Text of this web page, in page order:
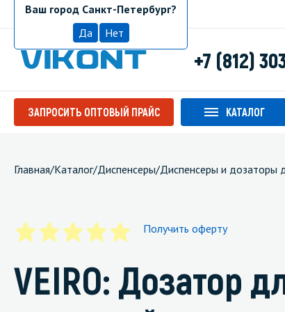
Санкт-Петербург
Ваш город Санкт-Петербург?
Да
Нет
+7 (812)
ЗАПРОСИТЬ ОПТОВЫЙ ПРАЙС КАТАЛОГ
Главная/Каталог/Диспенсеры/Диспенсеры и дозаторы
Получить оферту
VEIRO: Дозатор